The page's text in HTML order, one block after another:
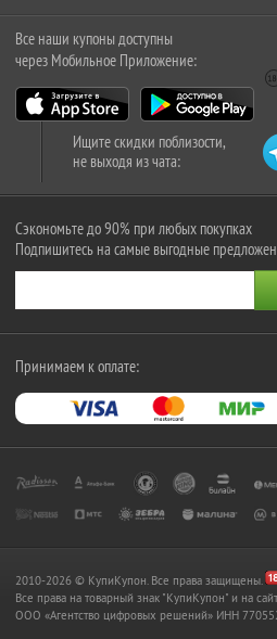
Все наши купоны доступны
через Мобильное Приложение:
Ищите скидки поблизости,
не выходя из чата:
Сэкономьте до 90% при любых покупках
Подпишитесь на самые выгодные
Принимаем к оплате:
2010-2026 © КупиКупон. Все права защищены.
Все права на товарный знак "КупиКупон" и на
OOO «Агентство цифровых решений» ИНН